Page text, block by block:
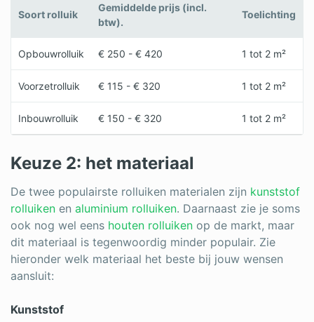
Soort rolluik
Gemiddelde prijs (incl.
btw).
Toelichting
Opbouwrolluik € 250 - € 420 1 tot 2 m²
Voorzetrolluik € 115 - € 320 1 tot 2 m²
Inbouwrolluik € 150 - € 320 1 tot 2 m²
Keuze 2: het materiaal
De twee populairste rolluiken materialen zijn kunststof
rolluiken en aluminium rolluiken. Daarnaast zie je soms
ook nog wel eens houten rolluiken op de markt, maar
dit materiaal is tegenwoordig minder populair. Zie
hieronder welk materiaal het beste bij jouw wensen
aansluit:
Kunststof